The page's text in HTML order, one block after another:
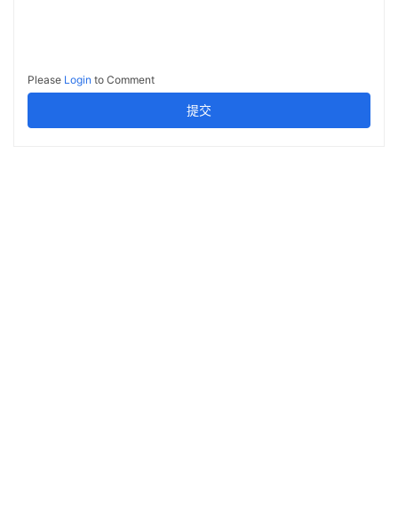
Please Login to Comment
提交